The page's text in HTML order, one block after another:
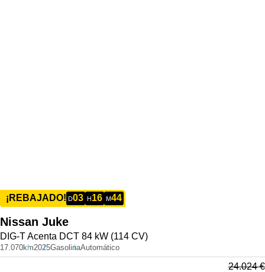
¡REBAJADO! D03 H16 M44
Nissan Juke
DIG-T Acenta DCT 84 kW (114 CV)
17.070km2025GasolinaAutomático
24.024€